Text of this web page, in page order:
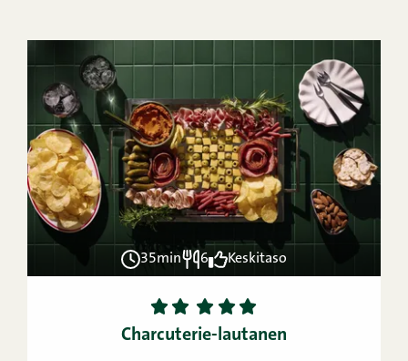
35min 6 Keskitaso
1 2 3 4
5
Charcuterie-lautanen